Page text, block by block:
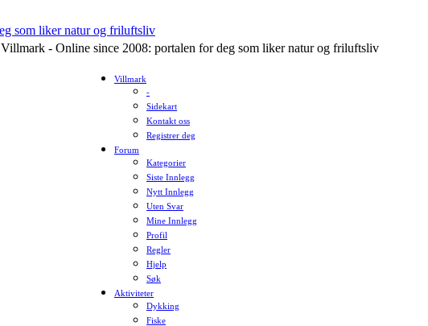
Villmark - Online since 2008: portalen for deg som liker natur og friluftsliv
Villmark
-
Sidekart
Kontakt oss
Registrer deg
Forum
Kategorier
Siste Innlegg
Nytt Innlegg
Uten Svar
Mine Innlegg
Profil
Regler
Hjelp
Søk
Aktiviteter
Dykking
Fiske